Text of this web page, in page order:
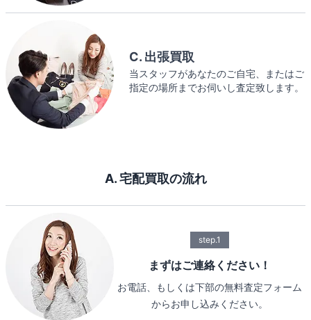
C. 出張買取
当スタッフがあなたのご自宅、またはご
指定の場所までお伺いし査定致します。
A. 宅配買取の流れ
step.1
まずはご連絡ください！
お電話、もしくは下部の無料査定フォーム
からお申し込みください。